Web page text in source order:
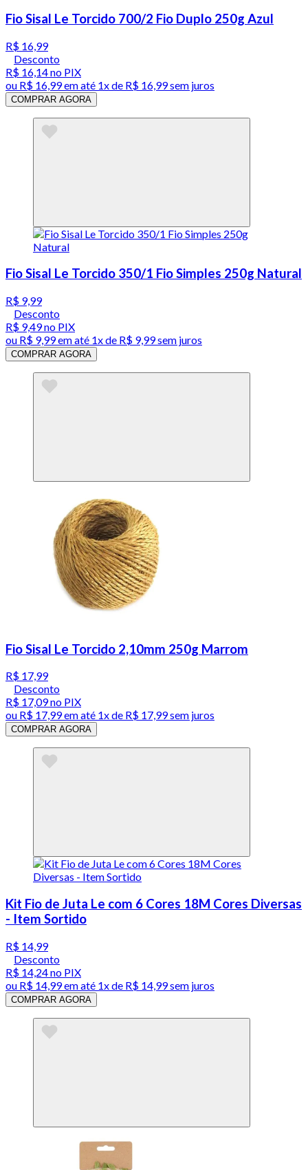
Fio Sisal Le Torcido 700/2 Fio Duplo 250g Azul
R$ 16,99
Desconto
R$ 16,14no PIX
ou R$ 16,99em até 1x de R$ 16,99sem juros
COMPRAR AGORA
Fio Sisal Le Torcido 350/1 Fio Simples 250g Natural
R$ 9,99
Desconto
R$ 9,49no PIX
ou R$ 9,99em até 1x de R$ 9,99sem juros
COMPRAR AGORA
Fio Sisal Le Torcido 2,10mm 250g Marrom
R$ 17,99
Desconto
R$ 17,09no PIX
ou R$ 17,99em até 1x de R$ 17,99sem juros
COMPRAR AGORA
Kit Fio de Juta Le com 6 Cores 18M Cores Diversas
- Item Sortido
R$ 14,99
Desconto
R$ 14,24no PIX
ou R$ 14,99em até 1x de R$ 14,99sem juros
COMPRAR AGORA